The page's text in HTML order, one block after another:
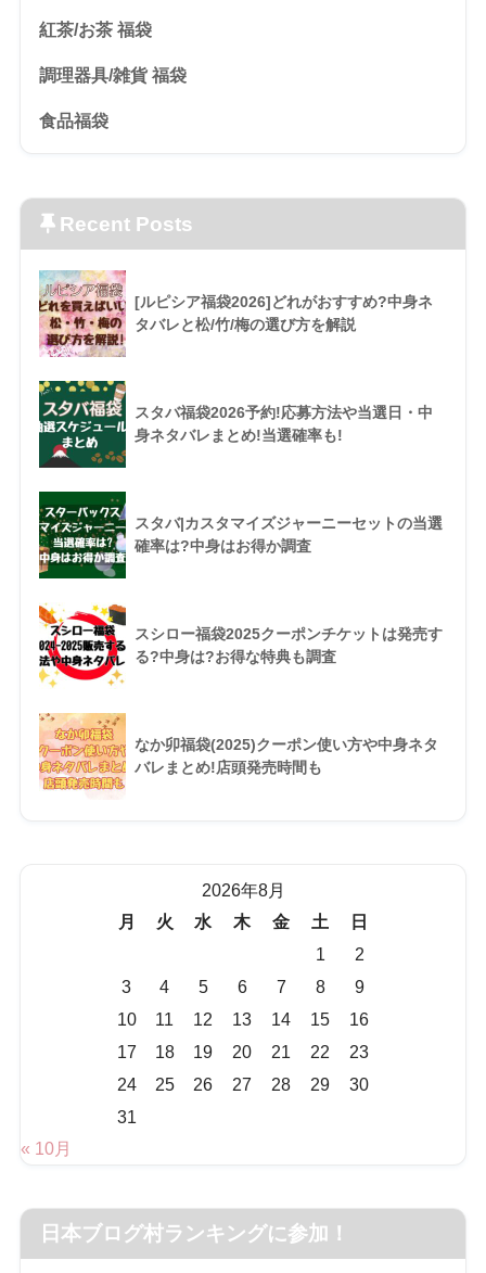
紅茶/お茶 福袋
調理器具/雑貨 福袋
食品福袋
Recent Posts
[ルピシア福袋2026]どれがおすすめ?中身ネ
タバレと松/竹/梅の選び方を解説
スタバ福袋2026予約!応募方法や当選日・中
身ネタバレまとめ!当選確率も!
スタバ|カスタマイズジャーニーセットの当選
確率は?中身はお得か調査
スシロー福袋2025クーポンチケットは発売す
る?中身は?お得な特典も調査
なか卯福袋(2025)クーポン使い方や中身ネタ
バレまとめ!店頭発売時間も
2026年8月
月
火 水 木 金 土
日
1
2
3
4 5 6 7 8
9
10
11 12 13 14 15
16
17
18 19 20 21 22
23
24
25 26 27 28 29
30
31
« 10月
日本ブログ村ランキングに参加！